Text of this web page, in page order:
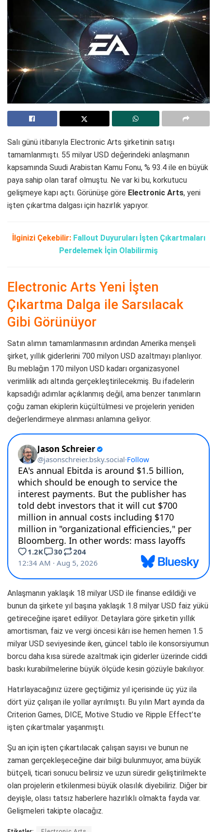
Salı günü itibarıyla Electronic Arts şirketinin satışı
tamamlanmıştı. 55 milyar USD değerindeki anlaşmanın
kapsamında Suudi Arabistan Kamu Fonu, % 93.4 ile en büyük
paya sahip olan taraf olmuştu. Ne var ki bu, korkutucu
gelişmeye kapı açtı. Görünüşe göre Electronic Arts, yeni
işten çıkartma dalgası için hazırlık yapıyor.
İlginizi Çekebilir: Fallout Duyuruları İşten Çıkartmaları
Perdelemek İçin Olabilirmiş
Electronic Arts Yeni İşten
Çıkartma Dalga ile Sarsılacak
Gibi Görünüyor
Satın alımın tamamlanmasının ardından Amerika menşeli
şirket, yıllık giderlerini 700 milyon USD azaltmayı planlıyor.
Bu meblağın 170 milyon USD kadarı organizasyonel
verimlilik adı altında gerçekleştirilecekmiş. Bu ifadelerin
kapsadığı adımlar açıklanmış değil, ama benzer tanımların
çoğu zaman ekiplerin küçültülmesi ve projelerin yeniden
değerlendirmeye alınması anlamına geliyor.
Anlaşmanın yaklaşık 18 milyar USD ile finanse edildiği ve
bunun da şirkete yıl başına yaklaşık 1.8 milyar USD faiz yükü
getireceğine işaret ediliyor. Detaylara göre şirketin yıllık
amortisman, faiz ve vergi öncesi kârı ise hemen hemen 1.5
milyar USD seviyesinde iken, güncel tablo ile konsorsiyumun
borcu daha kısa sürede azaltmak için giderler üzerinde ciddi
baskı kurabilmelerine büyük ölçüde kesin gözüyle bakılıyor.
Hatırlayacağınız üzere geçtiğimiz yıl içerisinde üç yüz ila
dört yüz çalışan ile yollar ayrılmıştı. Bu yılın Mart ayında da
Criterion Games, DICE, Motive Studio ve Ripple Effect’te
işten çıkartmalar yaşanmıştı.
Şu an için işten çıkartılacak çalışan sayısı ve bunun ne
zaman gerçekleşeceğine dair bilgi bulunmuyor, ama büyük
bütçeli, ticari sonucu belirsiz ve uzun süredir geliştirilmekte
olan projelerin etkilenmesi büyük olasılık diyebiliriz. Diğer bir
deyişle, olası tatsız haberlere hazırlıklı olmakta fayda var.
Gelişmeleri takipte olacağız.